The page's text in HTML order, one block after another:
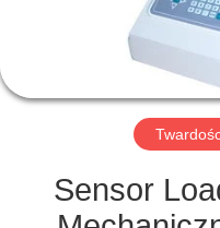
FABRYCE
KONTROLA
JAKOŚCI
SITEMAP
Sensor